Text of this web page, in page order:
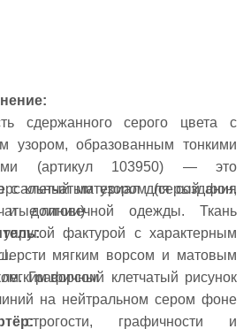
сдержанного серого цвета с
узором, образованным тонкими
(артикул 103950) — это
материал для создания
и долговечной одежды. Ткань
фактурой с характерным
мягким ворсом и матовым
Графичный клетчатый рисунок
на нейтральном сером фоне
строгости, графичности и
с клетчатым узором (серый фон,
линии)
ворсом